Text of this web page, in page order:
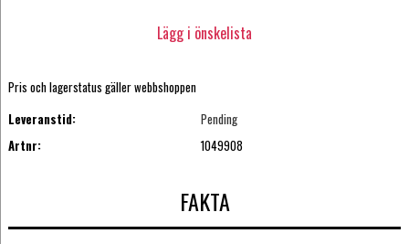
Lägg i önskelista
Pris och lagerstatus gäller webbshoppen
Leveranstid:
Pending
Artnr:
1049908
FAKTA